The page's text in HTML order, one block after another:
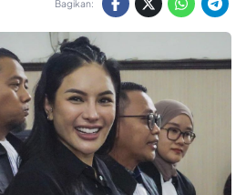
Bagikan: